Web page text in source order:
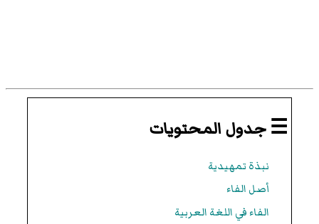
☰ جدول المحتويات
نبذة تمهيدية
أصل الفاء
الفاء في اللغة العربية